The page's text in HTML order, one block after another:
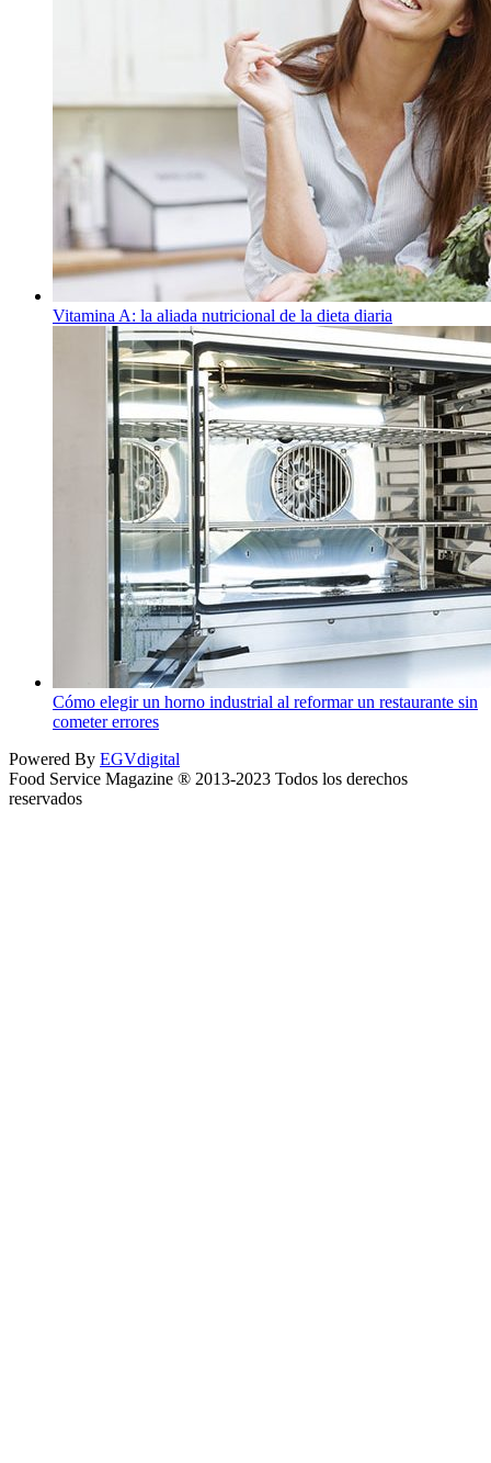
Vitamina A: la aliada nutricional de la dieta diaria
Cómo elegir un horno industrial al reformar un restaurante sin
cometer errores
Powered By EGVdigital
Food Service Magazine ® 2013-2023 Todos los derechos
reservados